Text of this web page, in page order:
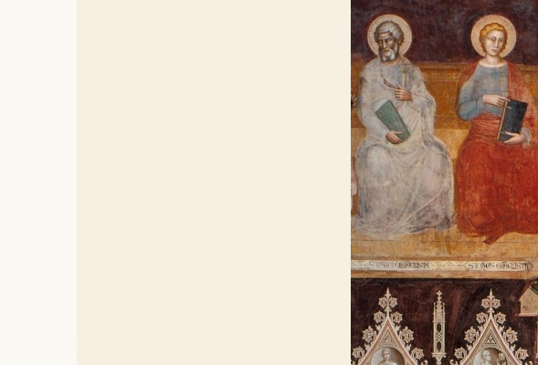
Adres: Assendorperstraat 27,
Antwerpen
De dominicanen in Antwerpen
accent op Thomas als
Universiteit van Antwerpen en
dienst studentenpastoraal
Op zaterdag 5 april wordt er
Voor deze studiedag dient men
Op zondag 6 april vertrekken
parochies samen de zondagse
van Antwerpen, zal voorgaan in
Het volledige programma van